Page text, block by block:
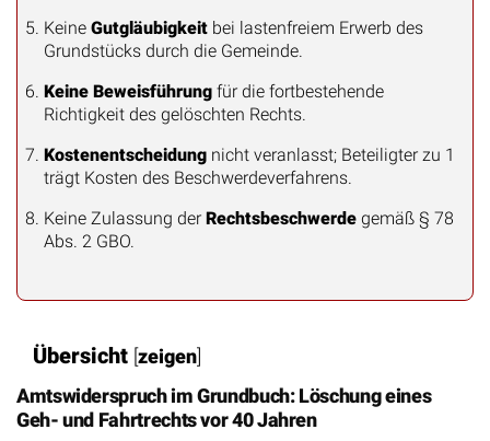
KeineGutgläubigkeit bei lastenfreiem Erwerb des
Grundstücks durch die Gemeinde.
Keine Beweisführung für die fortbestehende
Richtigkeit des gelöschten Rechts.
Kostenentscheidung nicht veranlasst; Beteiligter zu 1
trägt Kosten des Beschwerdeverfahrens.
Keine Zulassung der Rechtsbeschwerde gemäß § 78
Abs. 2 GBO.
Übersicht [zeigen]
Amtswiderspruch im Grundbuch: Löschung eines
Geh- und Fahrtrechts vor 40 Jahren